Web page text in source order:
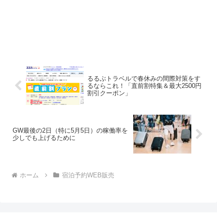
るるぶトラベルで春休みの間際対策をす
るならこれ！「直前割特集＆最大2500円
割引クーポン」
GW最後の2日（特に5月5日）の稼働率を
少しでも上げるために
ホーム 宿泊予約WEB販売